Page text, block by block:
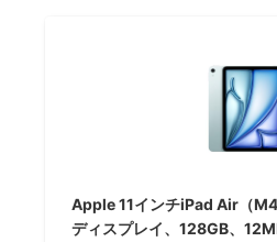
Apple 11インチiPad Air（
ディスプレイ、128GB、